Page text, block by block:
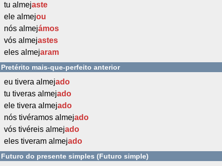
tu almejaste
ele almejou
nós almejámos
vós almejastes
eles almejaram
Pretérito mais-que-perfeito anterior
eu tivera almejado
tu tiveras almejado
ele tivera almejado
nós tivéramos almejado
vós tivéreis almejado
eles tiveram almejado
Futuro do presente simples (Futuro simple)